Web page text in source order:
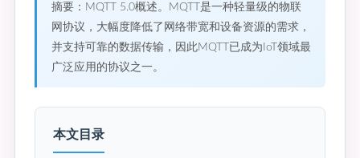
摘要：MQTT 5.0概述。MQTT是一种轻量级的物联
网协议，大幅度降低了网络带宽和设备资源的需求，
并支持可靠的数据传输，因此MQTT已成为IoT领域最
广泛应用的协议之一。
本文目录